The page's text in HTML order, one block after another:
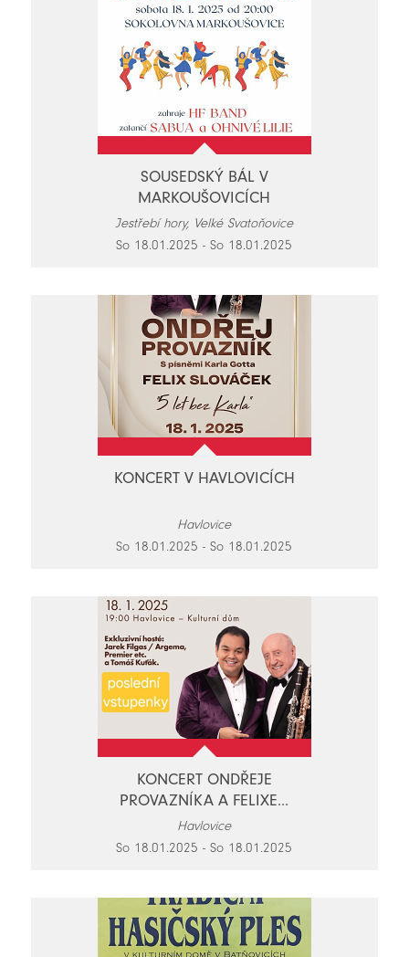
SOUSEDSKÝ BÁL V
MARKOUŠOVICÍCH
Jestřebí hory, Velké Svatoňovice
So 18.01.2025 - So 18.01.2025
KONCERT V HAVLOVICÍCH
Havlovice
So 18.01.2025 - So 18.01.2025
KONCERT ONDŘEJE
PROVAZNÍKA A FELIXE...
Havlovice
So 18.01.2025 - So 18.01.2025